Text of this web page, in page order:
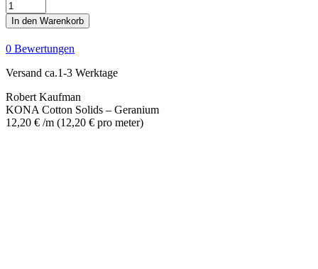
KONA
Cotton
Solids
-
Geranium
Menge
In den Warenkorb
0 Bewertungen
Versand ca.1-3 Werktage
Robert Kaufman
KONA Cotton Solids – Geranium
12,20 € /m (12,20 € pro meter)